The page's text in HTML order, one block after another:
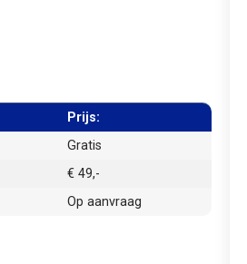
Prijs:
Gratis
€ 49,-
Op aanvraag